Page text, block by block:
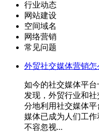
行业动态
网站建设
空间域名
网络营销
常见问题
外贸社交媒体营销怎
如今的社交媒体平
发现，外贸行业和
分地利用社交媒体
媒体已成为人们工
不容忽视...